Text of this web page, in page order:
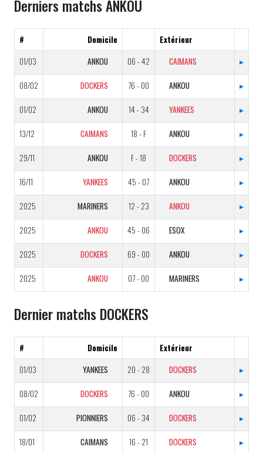
Derniers matchs ANKOU
# Domicile
Extérieur
01/03
ANKOU 06 - 42 CAIMANS ▸
08/02 DOCKERS 76 - 00 ANKOU ▸
01/02 ANKOU 14 - 34 YANKEES ▸
13/12 CAIMANS 18 - F ANKOU ▸
29/11 ANKOU F - 18 DOCKERS ▸
16/11 YANKEES 45 - 07 ANKOU ▸
2025 MARINERS 12 - 23 ANKOU ▸
2025 ANKOU 45 - 06 ESOX ▸
2025 DOCKERS 69 - 00 ANKOU ▸
2025 ANKOU 07 - 00 MARINERS ▸
Dernier matchs DOCKERS
# Domicile
Extérieur
01/03
YANKEES 20 - 28 DOCKERS ▸
08/02 DOCKERS 76 - 00 ANKOU ▸
01/02 PIONNIERS 06 - 34 DOCKERS ▸
18/01 CAIMANS 16 - 21 DOCKERS ▸